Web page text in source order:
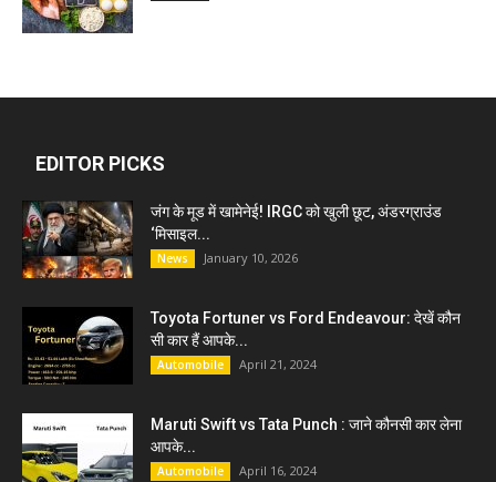
EDITOR PICKS
जंग के मूड में खामेनेई! IRGC को खुली छूट, अंडरग्राउंड
‘मिसाइल...
News January 10, 2026
Toyota Fortuner vs Ford Endeavour: देखें कौन
सी कार हैं आपके...
Automobile April 21, 2024
Maruti Swift vs Tata Punch : जाने कौनसी कार लेना
आपके...
Automobile April 16, 2024